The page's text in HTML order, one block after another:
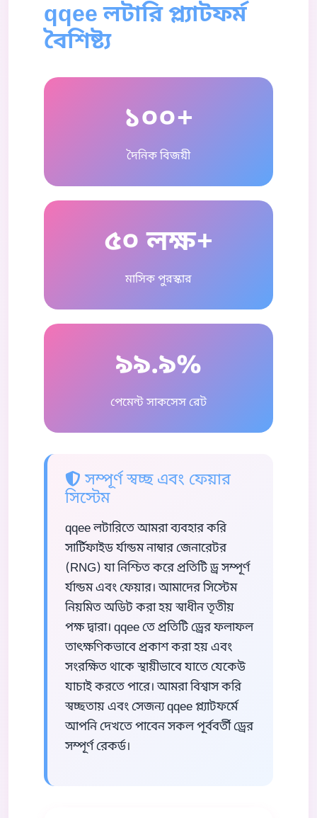
qqee লটারি প্ল্যাটফর্ম
বৈশিষ্ট্য
১০০+
দৈনিক বিজয়ী
৫০ লক্ষ+
মাসিক পুরস্কার
৯৯.৯%
পেমেন্ট সাকসেস রেট
সম্পূর্ণ স্বচ্ছ এবং ফেয়ার
সিস্টেম
qqee লটারিতে আমরা ব্যবহার করি
সার্টিফাইড র্যান্ডম নাম্বার জেনারেটর
(RNG) যা নিশ্চিত করে প্রতিটি ড্র সম্পূর্ণ
র্যান্ডম এবং ফেয়ার। আমাদের সিস্টেম
নিয়মিত অডিট করা হয় স্বাধীন তৃতীয়
পক্ষ দ্বারা। qqee তে প্রতিটি ড্রের ফলাফল
তাৎক্ষণিকভাবে প্রকাশ করা হয় এবং
সংরক্ষিত থাকে স্থায়ীভাবে যাতে যেকেউ
যাচাই করতে পারে। আমরা বিশ্বাস করি
স্বচ্ছতায় এবং সেজন্য qqee প্ল্যাটফর্মে
আপনি দেখতে পাবেন সকল পূর্ববর্তী ড্রের
সম্পূর্ণ রেকর্ড।